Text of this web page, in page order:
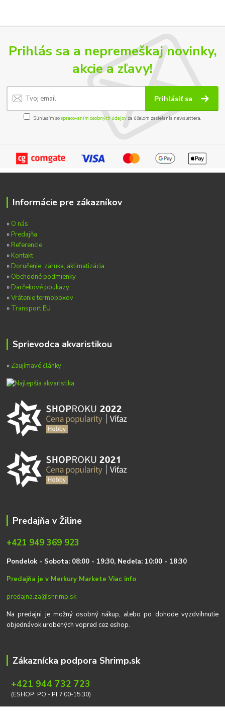
Prihlás sa a nepremeškaj novinky,
akcie a zľavy!
Prihlásiť sa
Súhlasím sospracovaním osobných údajov za účelom zasielania newslettera.
Informácie pre zákazníkov
» O nás
» Predajňa
» Referencie
» Kontakt
» Doručenie, záruka, aklimatizácia
» Obchodné podmienky
» Darčekové poukazy
»Vrátenie termoboxov
» Transport EU
Sprievodca akvaristikou
» Zaujímavé články
Predajňa v Žiline
+421 949 369 923
Pondelok - Sobota: 08:00 - 19:30, Nedeľa: 10:00 - 18:30
Predajňa je v Merkury MarketeViac info
predajna.za@shrimp.sk
Na predajni je možný osobný nákup, alebo po dohode vyzdvihnutie
objednávok urobených vopred cez eshop.
Zákaznícka podpora Shrimp.sk
+421 944 732 723
(ESHOP: PO - PI 7:00-15:30)